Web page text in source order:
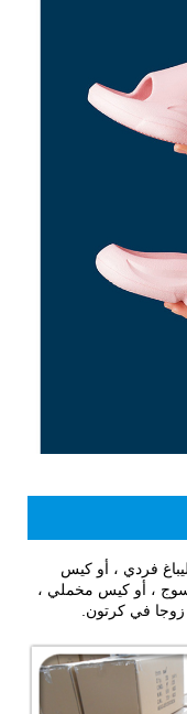
فردي ، أو كيس
، أو كيس مخملي ،